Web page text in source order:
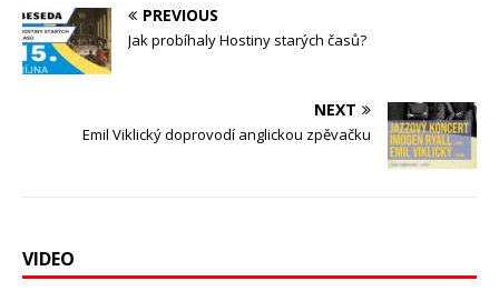
PREVIOUS
Jak probíhaly Hostiny starých časů?
NEXT
Emil Viklický doprovodí anglickou zpěvačku
VIDEO